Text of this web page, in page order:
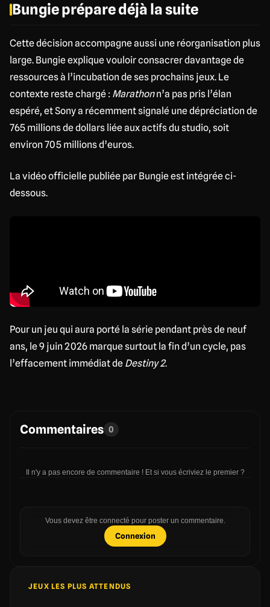
Bungie prépare déjà la suite
Cette décision accompagne aussi une réorganisation plus
large. Bungie explique vouloir consacrer davantage de
ressources à l’incubation de ses prochains jeux. Le
contexte reste chargé : Marathonn’a pas pris l’élan
espéré, et Sony a récemment signalé une dépréciation de
765 millions de dollars liée aux actifs du studio, soit
environ 705 millions d’euros.
La vidéo officielle publiée par Bungie est intégrée ci-
dessous.
Pour un jeu qui aura porté la série pendant près de neuf
ans, le 9 juin 2026 marque surtout la fin d’un cycle, pas
l’effacement immédiat de Destiny 2.
Commentaires 0
Il n'y a pas encore de commentaire ! Et si vous écriviez le premier ?
Vous devez être connecté pour poster un commentaire.
Connexion
JEUX LES PLUS ATTENDUS